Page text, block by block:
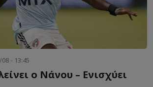
- 13:45
ο Νάνου – Ενισχύει